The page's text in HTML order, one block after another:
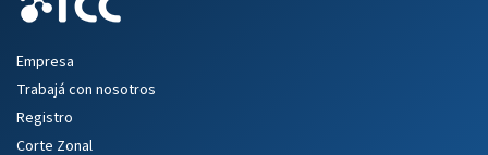
Empresa
Trabajá con nosotros
Registro
Corte Zonal